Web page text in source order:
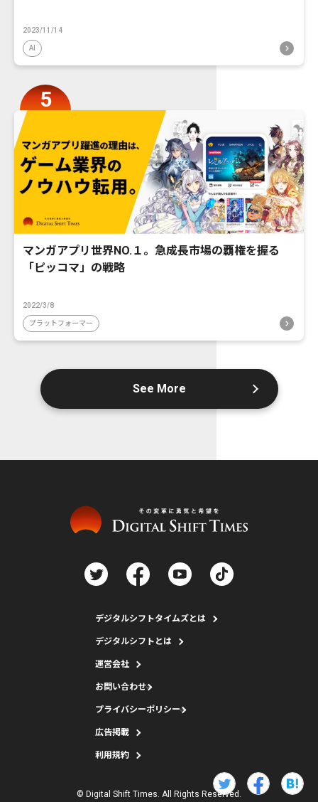
2023/11/14
AI
マンガアプリ世界NO.１。急成長市場の覇権を握る
「ピッコマ」の戦略
2022/3/8
プラットフォーマー
See More
デジタルシフトタイムズとは
デジタルシフトとは
運営会社
お問い合わせ
プライバシーポリシー
広告掲載
利用規約
© Digital Shift Times. All Rights Reserved.